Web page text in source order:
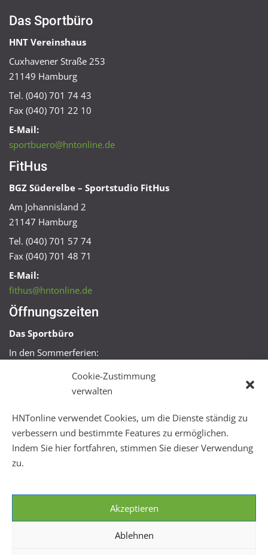
Cookie-Zustimmung
verwalten
HNTonline verwendet Cookies, um die Dienste ständig zu
verbessern und bestimmte Features zu ermöglichen.
Indem Sie hier fortfahren, stimmen Sie dieser Verwendung
zu.
Akzeptieren
Ablehnen
Das Sportbüro
HNT Vereinshaus
Cuxhavener Straße 253
21149 Hamburg
Tel. (040) 701 74 43
Fax (040) 701 22 10
E-Mail:
sportbuero@hntonline.de
FitHus
BGZ Süderelbe – Sportstudio FitHus
Am Johannisland 2
21147 Hamburg
Tel. (040) 701 57 74
Fax (040) 701 48 71
E-Mail:
fithus@hntonline.de
Öffnungszeiten
Das Sportbüro
In den Sommerferien:
Mo + Mi 16:00 – 18:00 Uhr
Mo – Fr 08:00 – 22:00 Uhr
Sa + So 10:00 – 18:00 Uhr